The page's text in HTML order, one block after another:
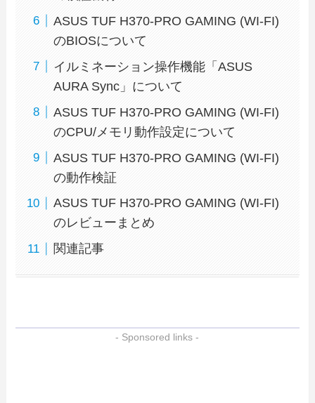
ASUS TUF H370-PRO GAMING (WI-FI)
のBIOSについて
イルミネーション操作機能「ASUS
AURA Sync」について
ASUS TUF H370-PRO GAMING (WI-FI)
のCPU/メモリ動作設定について
ASUS TUF H370-PRO GAMING (WI-FI)
の動作検証
ASUS TUF H370-PRO GAMING (WI-FI)
のレビューまとめ
関連記事
- Sponsored links -